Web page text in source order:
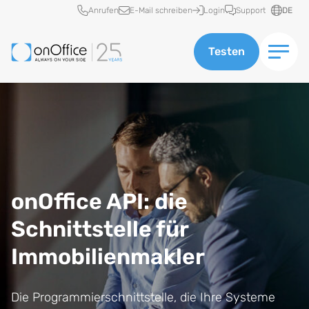
Schnellzugriff
Anrufen E-Mail schreiben Login Support DE
Testen
onOffice API: die
Schnittstelle für
Immobilienmakler
Die Programmierschnittstelle, die Ihre Systeme